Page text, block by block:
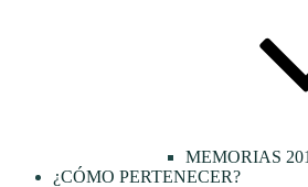
MEMORIAS
¿CÓMO PERTENECER?